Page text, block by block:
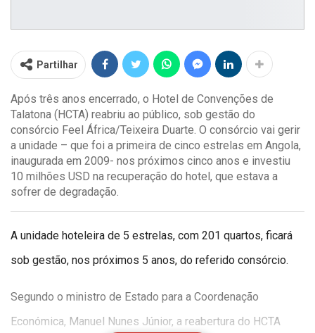
Partilhar
Após três anos encerrado, o Hotel de Convenções de
Talatona (HCTA) reabriu ao público, sob gestão do
consórcio Feel África/Teixeira Duarte. O consórcio vai gerir
a unidade – que foi a primeira de cinco estrelas em Angola,
inaugurada em 2009- nos próximos cinco anos e investiu
10 milhões USD na recuperação do hotel, que estava a
sofrer de degradação.
A unidade hoteleira de 5 estrelas, com 201 quartos, ficará
sob gestão, nos próximos 5 anos, do referido consórcio.
Segundo o ministro de Estado para a Coordenação
Económica, Manuel Nunes Júnior, a reabertura do HCTA